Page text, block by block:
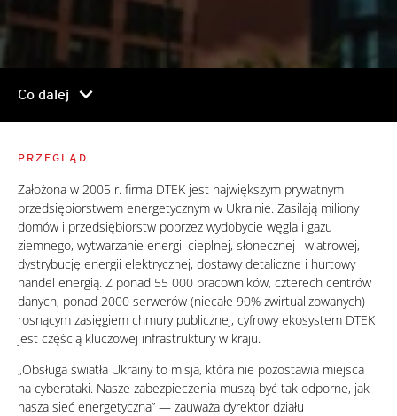
Co dalej chevron_right
PRZEGLĄD
Założona w 2005 r. firma DTEK jest największym prywatnym
przedsiębiorstwem energetycznym w Ukrainie. Zasilają miliony
domów i przedsiębiorstw poprzez wydobycie węgla i gazu
ziemnego, wytwarzanie energii cieplnej, słonecznej i wiatrowej,
dystrybucję energii elektrycznej, dostawy detaliczne i hurtowy
handel energią. Z ponad 55 000 pracowników, czterech centrów
danych, ponad 2000 serwerów (niecałe 90% zwirtualizowanych) i
rosnącym zasięgiem chmury publicznej, cyfrowy ekosystem DTEK
jest częścią kluczowej infrastruktury w kraju.
„Obsługa światła Ukrainy to misja, która nie pozostawia miejsca
na cyberataki. Nasze zabezpieczenia muszą być tak odporne, jak
nasza sieć energetyczna” — zauważa dyrektor działu